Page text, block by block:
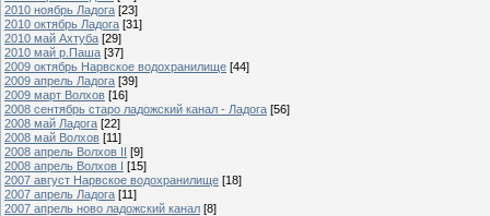
2010 ноябрь Ладога [23]
2010 октябрь Ладога [31]
2010 май Ахтуба [29]
2010 май р.Паша [37]
2009 октябрь Нарвское водохранилище [44]
2009 апрель Ладога [39]
2009 март Волхов [16]
2008 сентябрь старо ладожский канал - Ладога [56]
2008 май Ладога [22]
2008 май Волхов [11]
2008 апрель Волхов II [9]
2008 апрель Волхов I [15]
2007 август Нарвское водохранилище [18]
2007 апрель Ладога [11]
2007 апрель ново ладожский канал [8]